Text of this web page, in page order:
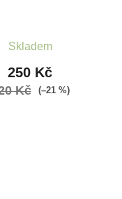
Skladem
250 Kč
Kč (–21 %)